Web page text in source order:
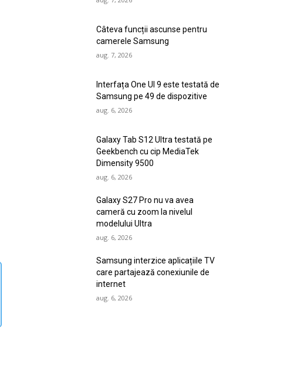
Câteva funcții ascunse pentru
camerele Samsung
aug. 7, 2026
Interfața One UI 9 este testată de
Samsung pe 49 de dispozitive
aug. 6, 2026
Galaxy Tab S12 Ultra testată pe
Geekbench cu cip MediaTek
Dimensity 9500
aug. 6, 2026
Galaxy S27 Pro nu va avea
cameră cu zoom la nivelul
modelului Ultra
aug. 6, 2026
Samsung interzice aplicațiile TV
care partajează conexiunile de
internet
aug. 6, 2026